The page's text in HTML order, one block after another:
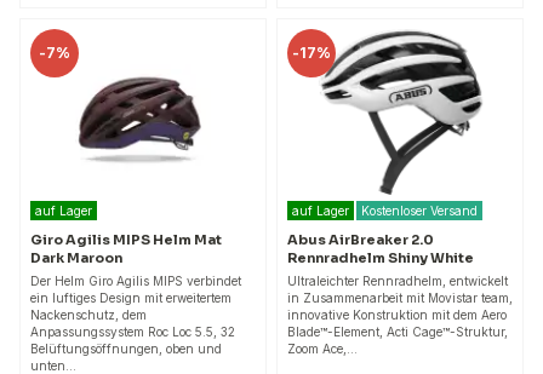
-7%
auf Lager
Giro Agilis MIPS Helm Mat
Dark Maroon
Der Helm Giro Agilis MIPS verbindet
ein luftiges Design mit erweitertem
Nackenschutz, dem
Anpassungssystem Roc Loc 5.5, 32
Belüftungsöffnungen, oben und
unten…
-17%
auf Lager Kostenloser Versand
Abus AirBreaker 2.0
Rennradhelm Shiny White
Ultraleichter Rennradhelm, entwickelt
in Zusammenarbeit mit Movistar team,
innovative Konstruktion mit dem Aero
Blade™-Element, Acti Cage™-Struktur,
Zoom Ace,…